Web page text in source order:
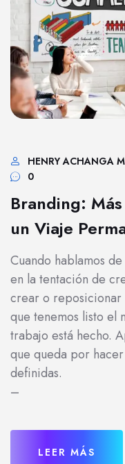
HENRY ACHANGA
0
Branding:
un Viaje
Cuando hablamos
en la tentación de
crear o reposicionar
que tenemos listo el
trabajo está hecho.
que queda por
definidas.
–
LEER MÁS